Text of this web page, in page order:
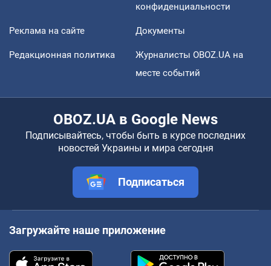
конфиденциальности
Реклама на сайте Документы
Редакционная политика
Журналисты OBOZ.UA на
месте событий
OBOZ.UA в Google News
Подписывайтесь, чтобы быть в курсе последних
новостей Украины и мира сегодня
Подписаться
Загружайте наше приложение